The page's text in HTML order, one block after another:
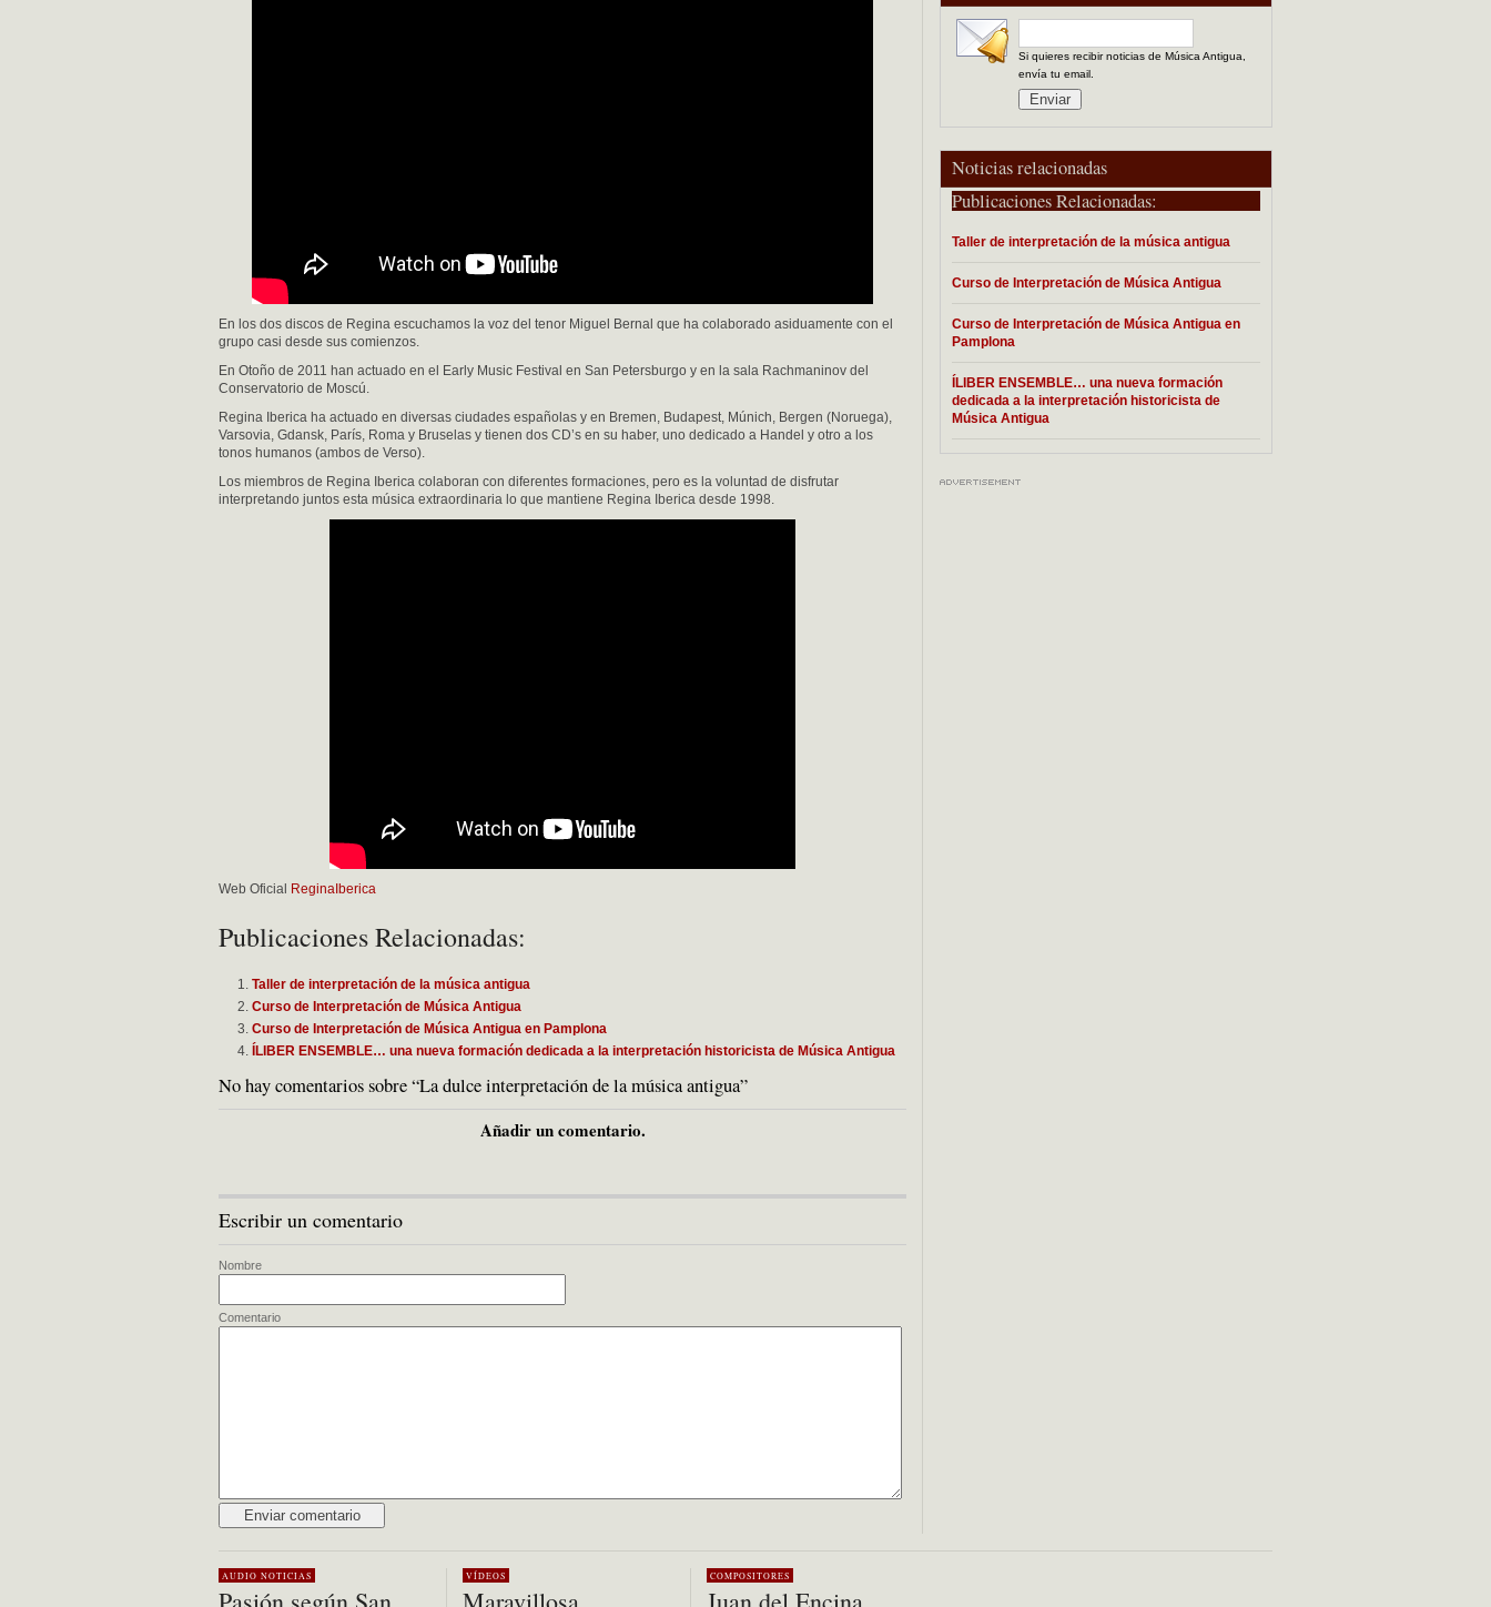
Si quieres recibir noticias de Música Antigua,
envía tu email.
Noticias relacionadas
Publicaciones Relacionadas:
Taller de interpretación de la música antigua
Curso de Interpretación de Música Antigua
Curso de Interpretación de Música Antigua en
Pamplona
ÍLIBER ENSEMBLE… una nueva formación
dedicada a la interpretación historicista de
Música Antigua
En los dos discos de Regina escuchamos la voz del tenor Miguel Bernal que ha colaborado asiduamente con el
grupo casi desde sus comienzos​.
En Otoño de 2011 han actuado en el Early Music Festival en San Petersburgo y en la sala Rachmaninov del
Conservatorio de Moscú.
Regina Iberica ha actuado en diversas ciudades españolas y en Bremen, Budapest, Múnich, Bergen (Noruega),
Varsovia, Gdansk, París, Roma y Bruselas y tienen dos CD’s en su haber, uno dedicado a Handel y otro a los
tonos humanos (ambos de Verso).
Los miembros de Regina Iberica colaboran con diferentes formaciones, pero es la voluntad de disfrutar
interpretando juntos esta música extraordinaria lo que mantiene Regina Iberica desde 1998.
Web Oficial ReginaIberica
Publicaciones Relacionadas:
Taller de interpretación de la música antigua
Curso de Interpretación de Música Antigua
Curso de Interpretación de Música Antigua en Pamplona
ÍLIBER ENSEMBLE… una nueva formación dedicada a la interpretación historicista de Música Antigua
No hay comentarios sobre “La dulce interpretación de la música antigua”
Añadir un comentario.
Escribir un comentario
Nombre
Comentario
AUDIO NOTICIAS VÍDEOS COMPOSITORES